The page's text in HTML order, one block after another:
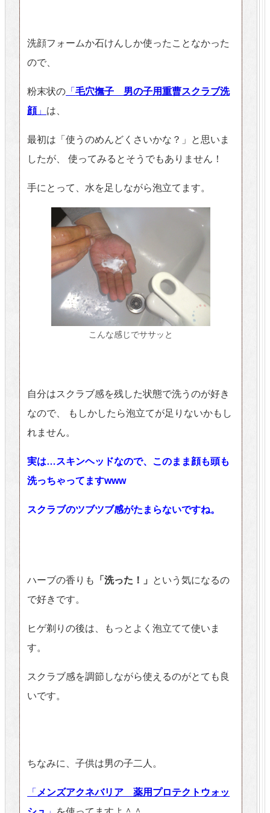
洗顔フォームか石けんしか使ったことなかった
ので、
粉末状の 「毛穴撫子 男の子用重曹スクラブ洗
顔」 は、
最初は「使うのめんどくさいかな？」と思いま
したが、 使ってみるとそうでもありません！
手にとって、水を足しながら泡立てます。
こんな感じでササッと
自分はスクラブ感を残した状態で洗うのが好き
なので、 もしかしたら泡立てが足りないかもし
れません。
実は…スキンヘッドなので、このまま顔も頭も
洗っちゃってますwww
スクラブのツブツブ感がたまらないですね。
ハーブの香りも 「洗った！」
という気になるの
で好きです。
ヒゲ剃りの後は、もっとよく泡立てて使いま
す。
スクラブ感を調節しながら使えるのがとても良
いです。
ちなみに、子供は男の子二人。
「 メンズアクネバリア 薬用プロテクトウォッ